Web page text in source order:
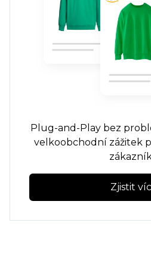
Plug-and-Play bez
velkoobchodní zážitek
Zjistit